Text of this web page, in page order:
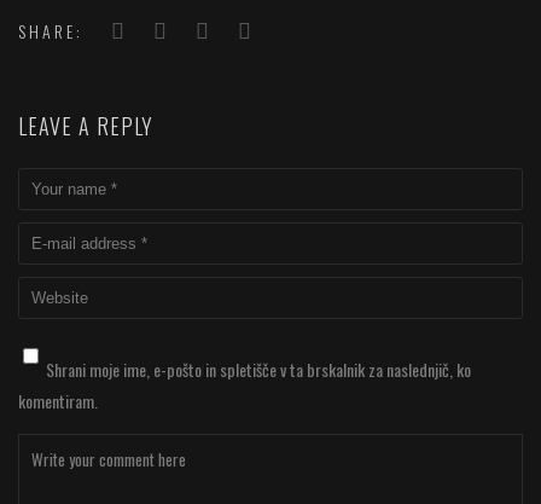
SHARE:
LEAVE A REPLY
Shrani moje ime, e-pošto in spletišče v ta brskalnik za naslednjič, ko
komentiram.